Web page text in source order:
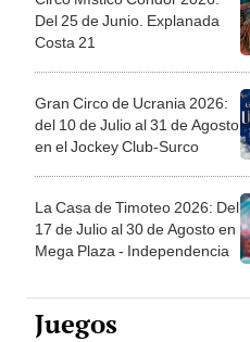
Del 25 de Junio. Explanada
Costa 21
Gran Circo de Ucrania 2026:
del 10 de Julio al 31 de Agosto
en el Jockey Club-Surco
La Casa de Timoteo 2026: Del
17 de Julio al 30 de Agosto en
Mega Plaza - Independencia
Juegos